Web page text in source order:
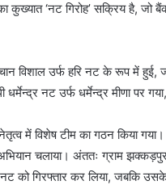
कुख्यात ‘नट गिरोह’ सक्रिय है,
विशाल उर्फ हरि नट के रूप में
नट उर्फ धर्मेन्द्र मीणा पर
नेतृत्व में विशेष टीम का गठन किया
चलाया। अंततः ग्राम
नट को गिरफ्तार कर लिया, जबकि